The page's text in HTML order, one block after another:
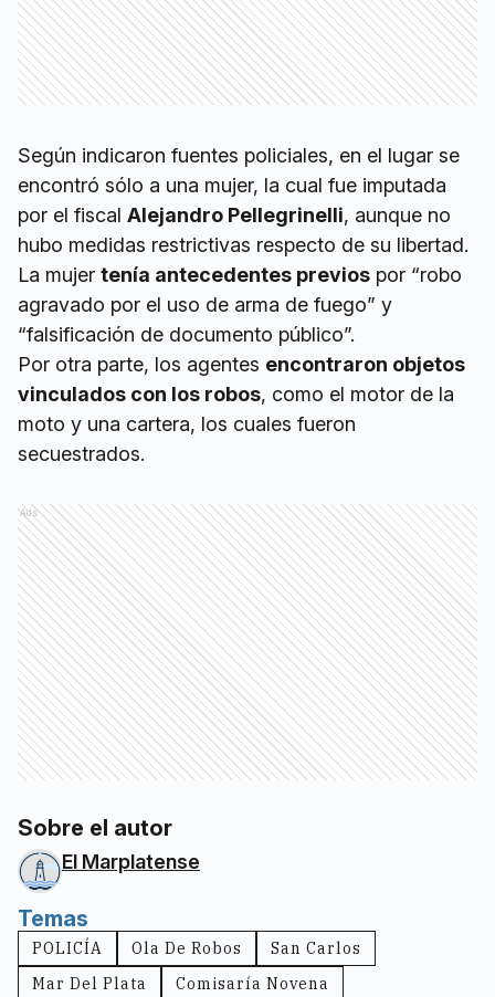
Según indicaron fuentes policiales, en el lugar se
encontró sólo a una mujer, la cual fue imputada
por el fiscal Alejandro Pellegrinelli, aunque no
hubo medidas restrictivas respecto de su libertad.
La mujer tenía antecedentes previos por “robo
agravado por el uso de arma de fuego” y
“falsificación de documento público”.
Por otra parte, los agentes encontraron objetos
vinculados con los robos, como el motor de la
moto y una cartera, los cuales fueron
secuestrados.
Ads
Sobre el autor
El Marplatense
Temas
POLICÍA Ola De Robos
San Carlos
Mar Del Plata
Comisaría Novena